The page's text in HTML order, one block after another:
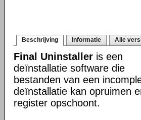
Beschrijving Informatie Alle
Final Uninstaller is een
deïnstallatie software die
bestanden van een
deïnstallatie kan opruimen
register opschoont.